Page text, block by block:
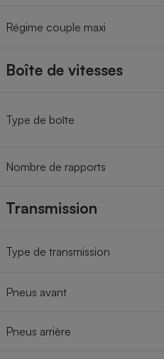
Régime couple maxi
Boîte de vitesses
Type de boîte
Nombre de rapports
Transmission
Type de transmission
Pneus avant
Pneus arrière